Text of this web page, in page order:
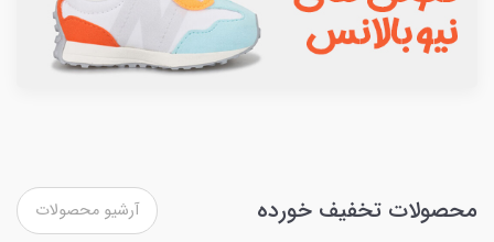
محصولات تخفیف خورده آرشیو محصولات